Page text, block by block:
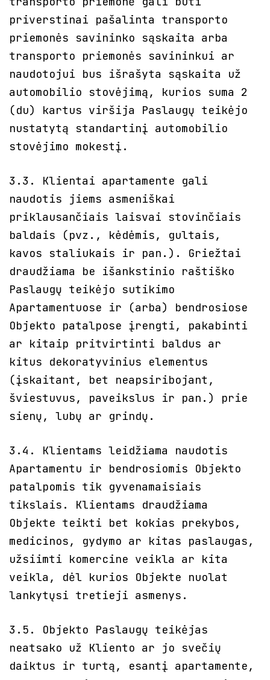
priverstinai pašalinta transporto
priemonės savininko sąskaita arba
transporto priemonės savininkui ar
naudotojui bus išrašyta sąskaita už
automobilio stovėjimą, kurios suma 2
(du) kartus viršija Paslaugų teikėjo
nustatytą standartinį automobilio
stovėjimo mokestį.
3.3. Klientai apartamente gali
naudotis jiems asmeniškai
priklausančiais laisvai stovinčiais
baldais (pvz., kėdėmis, gultais,
kavos staliukais ir pan.). Griežtai
draudžiama be išankstinio raštiško
Paslaugų teikėjo sutikimo
Apartamentuose ir (arba) bendrosiose
Objekto patalpose įrengti, pakabinti
ar kitaip pritvirtinti baldus ar
kitus dekoratyvinius elementus
(įskaitant, bet neapsiribojant,
šviestuvus, paveikslus ir pan.) prie
sienų, lubų ar grindų.
3.4. Klientams leidžiama naudotis
Apartamentu ir bendrosiomis Objekto
patalpomis tik gyvenamaisiais
tikslais. Klientams draudžiama
Objekte teikti bet kokias prekybos,
medicinos, gydymo ar kitas paslaugas,
užsiimti komercine veikla ar kita
veikla, dėl kurios Objekte nuolat
lankytųsi tretieji asmenys.
3.5. Objekto Paslaugų teikėjas
neatsako už Kliento ar jo svečių
daiktus ir turtą, esantį apartamente,